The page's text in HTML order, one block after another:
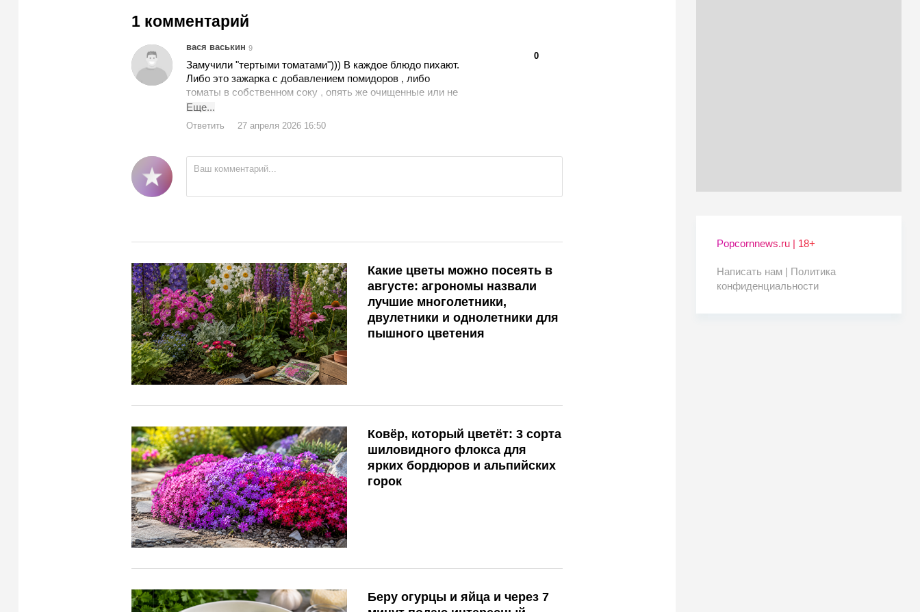
1 комментарий
вася васькин 9
0
Замучили "тертыми томатами"))) В каждое блюдо пихают.
Либо это зажарка с добавлением помидоров , либо
томаты в собственном соку , опять же очищенные или не
очищенные. Кто-то пробовал тереть помидоры?)))
Еще...
Ответить 27 апреля 2026 16:50
Какие цветы можно посеять в
августе: агрономы назвали
лучшие многолетники,
двулетники и однолетники для
пышного цветения
Ковёр, который цветёт: 3 сорта
шиловидного флокса для
ярких бордюров и альпийских
горок
Беру огурцы и яйца и через 7
Popcornnews.ru | 18+
Написать нам | Политика
конфиденциальности